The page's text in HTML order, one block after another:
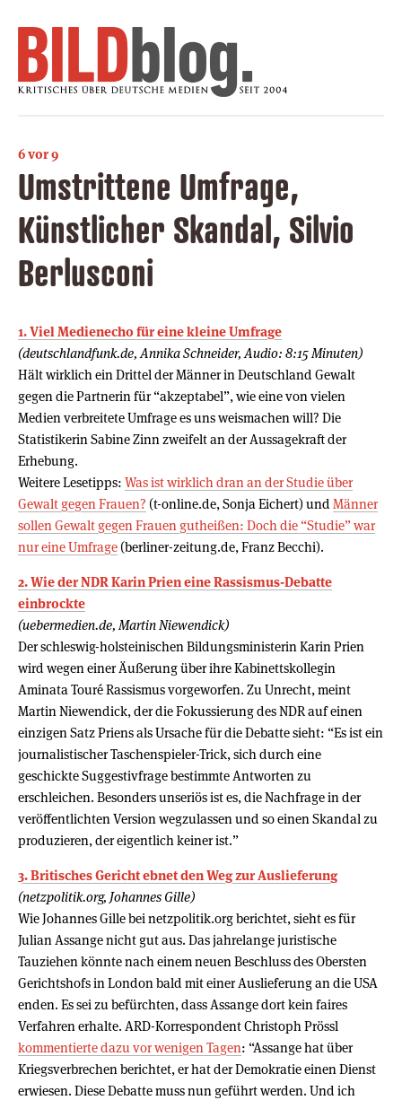
6 vor 9
Umstrittene Umfrage,
Künstlicher Skandal, Silvio
Berlusconi
1. Viel Medienecho für eine kleine Umfrage
(deutschlandfunk.de, Annika Schneider, Audio: 8:15 Minuten)
Hält wirklich ein Drittel der Männer in Deutschland Gewalt
gegen die Partnerin für “akzeptabel”, wie eine von vielen
Medien verbreitete Umfrage es uns weismachen will? Die
Statistikerin Sabine Zinn zweifelt an der Aussagekraft der
Erhebung.
Weitere Lesetipps: Was ist wirklich dran an der Studie über
Gewalt gegen Frauen? (t-online.de, Sonja Eichert) und Männer
sollen Gewalt gegen Frauen gutheißen: Doch die “Studie” war
nur eine Umfrage (berliner-zeitung.de, Franz Becchi).
2. Wie der NDR Karin Prien eine Rassismus-Debatte
einbrockte
(uebermedien.de, Martin Niewendick)
Der schleswig-holsteinischen Bildungsministerin Karin Prien
wird wegen einer Äußerung über ihre Kabinettskollegin
Aminata Touré Rassismus vorgeworfen. Zu Unrecht, meint
Martin Niewendick, der die Fokussierung des NDR auf einen
einzigen Satz Priens als Ursache für die Debatte sieht: “Es ist ein
journalistischer Taschenspieler-Trick, sich durch eine
geschickte Suggestivfrage bestimmte Antworten zu
erschleichen. Besonders unseriös ist es, die Nachfrage in der
veröffentlichten Version wegzulassen und so einen Skandal zu
produzieren, der eigentlich keiner ist.”
3. Britisches Gericht ebnet den Weg zur Auslieferung
(netzpolitik.org, Johannes Gille)
Wie Johannes Gille bei netzpolitik.org berichtet, sieht es für
Julian Assange nicht gut aus. Das jahrelange juristische
Tauziehen könnte nach einem neuen Beschluss des Obersten
Gerichtshofs in London bald mit einer Auslieferung an die USA
enden. Es sei zu befürchten, dass Assange dort kein faires
Verfahren erhalte. ARD-Korrespondent Christoph Prössl
kommentierte dazu vor wenigen Tagen: “Assange hat über
Kriegsverbrechen berichtet, er hat der Demokratie einen Dienst
erwiesen. Diese Debatte muss nun geführt werden. Und ich